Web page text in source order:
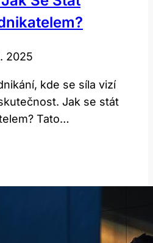
2025
kde se síla vizí
Jak se stát
Tato…